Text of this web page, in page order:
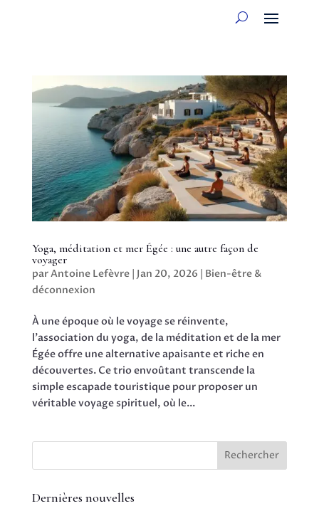
Yoga, méditation et mer Égée : une autre façon de
voyager
parAntoine Lefèvre| Jan 20, 2026 | Bien-être &
déconnexion
À une époque où le voyage se réinvente,
l’association du yoga, de la méditation et de la mer
Égée offre une alternative apaisante et riche en
découvertes. Ce trio envoûtant transcende la
simple escapade touristique pour proposer un
véritable voyage spirituel, où le...
Rechercher
Dernières nouvelles